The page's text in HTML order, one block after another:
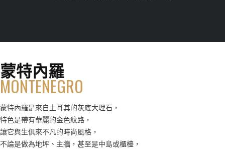
蒙特內羅
MONTENEGRO
蒙特內羅是來自土耳其的灰底大理石，
特色是帶有華麗的金色紋路，
讓它與生俱來不凡的時尚風格，
不論是做為地坪、主牆，甚至是中島或櫃檯，